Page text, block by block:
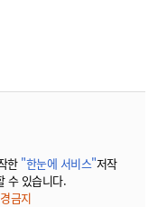
한 "한눈에 서비스"저작
수 있습니다.
금지